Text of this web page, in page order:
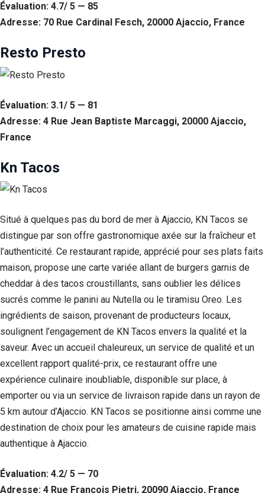
Évaluation: 4.7/ 5 — 85
Adresse: 70 Rue Cardinal Fesch, 20000 Ajaccio, France
Resto Presto
Évaluation: 3.1/ 5 — 81
Adresse: 4 Rue Jean Baptiste Marcaggi, 20000 Ajaccio,
France
Kn Tacos
Situé à quelques pas du bord de mer à Ajaccio, KN Tacos se
distingue par son offre gastronomique axée sur la fraîcheur et
l’authenticité. Ce restaurant rapide, apprécié pour ses plats faits
maison, propose une carte variée allant de burgers garnis de
cheddar à des tacos croustillants, sans oublier les délices
sucrés comme le panini au Nutella ou le tiramisu Oreo. Les
ingrédients de saison, provenant de producteurs locaux,
soulignent l’engagement de KN Tacos envers la qualité et la
saveur. Avec un accueil chaleureux, un service de qualité et un
excellent rapport qualité-prix, ce restaurant offre une
expérience culinaire inoubliable, disponible sur place, à
emporter ou via un service de livraison rapide dans un rayon de
5 km autour d’Ajaccio. KN Tacos se positionne ainsi comme une
destination de choix pour les amateurs de cuisine rapide mais
authentique à Ajaccio.
Évaluation: 4.2/ 5 — 70
Adresse: 4 Rue François Pietri, 20090 Ajaccio, France